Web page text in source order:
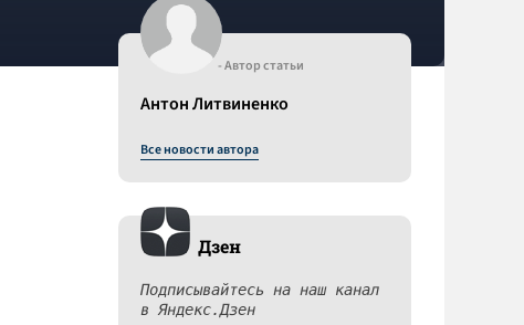
- Автор статьи
Антон Литвиненко
Все новости автора
Дзен
Подписывайтесь на наш канал
в Яндекс.Дзен